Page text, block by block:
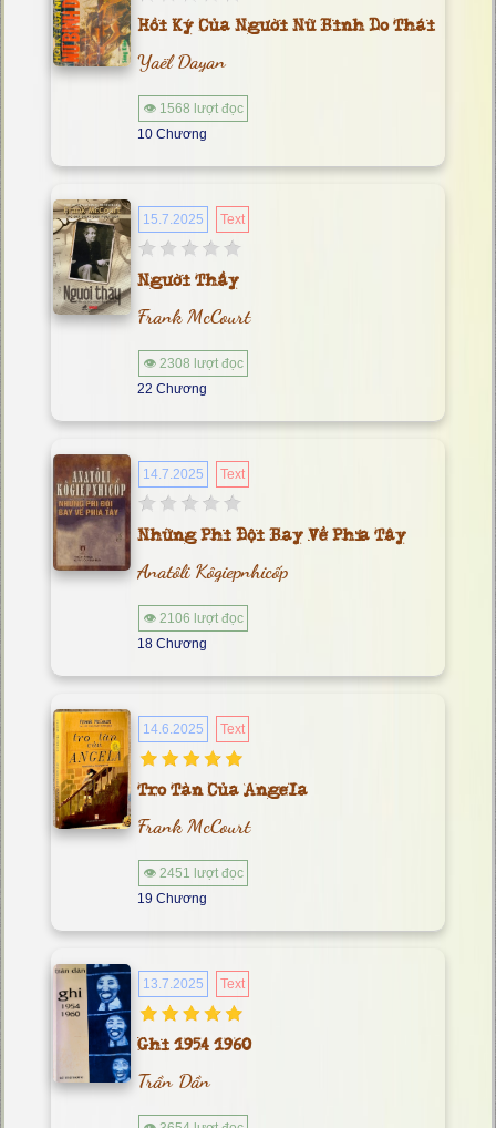
Hồi Ký Của Người Nữ Binh Do Thái
Yaël Dayan
👁 1568 lượt đọc
10 Chương
15.7.2025 Text
Người Thầy
Frank McCourt
👁 2308 lượt đọc
22 Chương
14.7.2025 Text
Những Phi Đội Bay Về Phía Tây
Anatôli Kôgiepnhicốp
👁 2106 lượt đọc
18 Chương
14.6.2025 Text
Tro Tàn Của Angela
Frank McCourt
👁 2451 lượt đọc
19 Chương
13.7.2025 Text
Ghi 1954 1960
Trần Dần